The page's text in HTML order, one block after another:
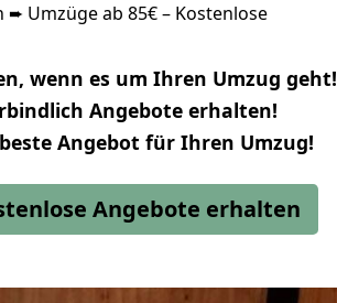
Umzüge ab 85€ – Kostenlose
wenn es um Ihren Umzug geht!
Angebote erhalten!
Angebot für Ihren Umzug!
Angebote erhalten